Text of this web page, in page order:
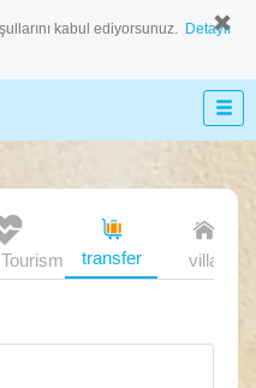
kabul ediyorsunuz. Detaylı
transfer villa